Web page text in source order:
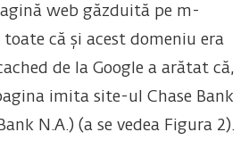
web găzduită pe m-
că și acest domeniu era
de la Google a arătat că,
imita site-ul Chase Bank
N.A.) (a se vedea Figura 2).